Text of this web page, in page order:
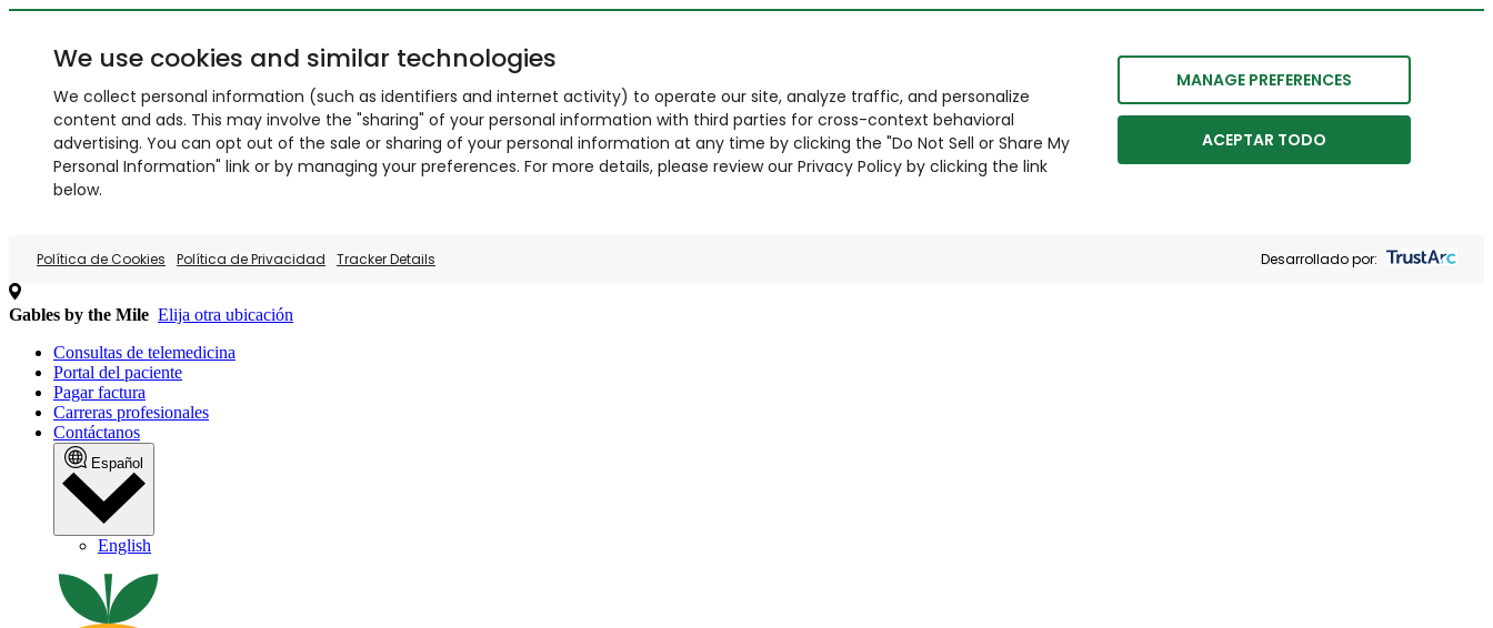
We use cookies and similar technologies
We collect personal information (such as identifiers and internet activity) to operate our site, analyze traffic, and personalize
content and ads. This may involve the "sharing" of your personal information with third parties for cross-context behavioral
advertising. You can opt out of the sale or sharing of your personal information at any time by clicking the "Do Not Sell or Share My
Personal Information" link or by managing your preferences. For more details, please review our Privacy Policy by clicking the link
below.
MANAGE PREFERENCES
ACEPTAR TODO
Política de Cookies Política de Privacidad Tracker Details Desarrollado por:
Gables by the Mile Elija otra ubicación
Consultas de telemedicina
Portal del paciente
Pagar factura
Carreras profesionales
Contáctanos
Español
English